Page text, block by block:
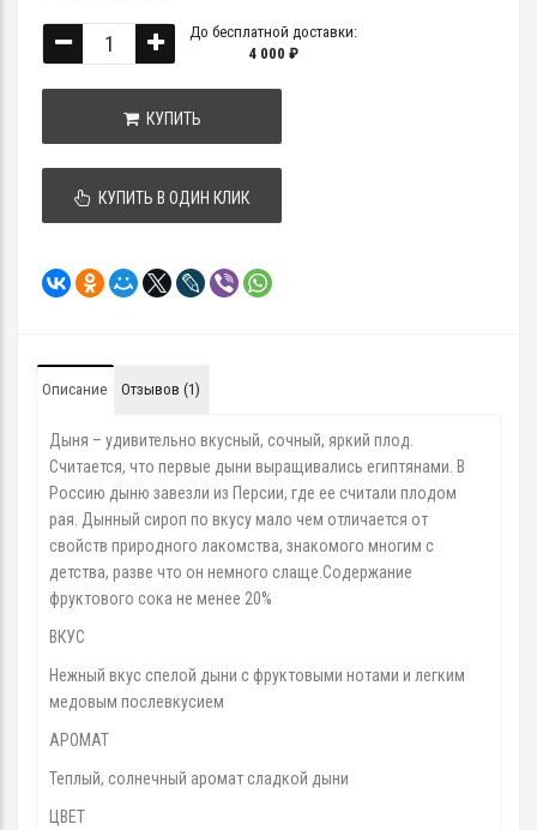
До бесплатной доставки:
4 000 ₽
КУПИТЬ
КУПИТЬ В ОДИН КЛИК
Описание Отзывов (1)
Дыня – удивительно вкусный, сочный, яркий плод.
Считается, что первые дыни выращивались египтянами. В
Россию дыню завезли из Персии, где ее считали плодом
рая. Дынный сироп по вкусу мало чем отличается от
свойств природного лакомства, знакомого многим с
детства, разве что он немного слаще.Содержание
фруктового сока не менее 20%
ВКУС
Нежный вкус спелой дыни с фруктовыми нотами и легким
медовым послевкусием
АРОМАТ
Теплый, солнечный аромат сладкой дыни
ЦВЕТ